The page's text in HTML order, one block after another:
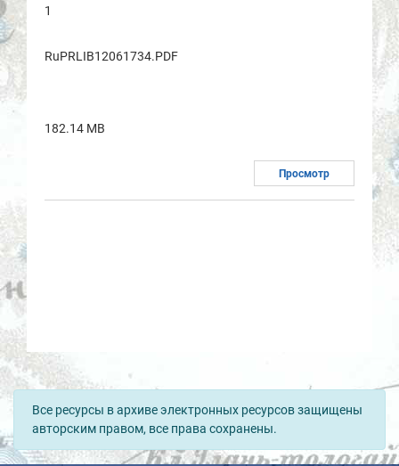
1
RuPRLIB12061734.PDF
182.14 MB
Просмотр
Все ресурсы в архиве электронных ресурсов защищены
авторским правом, все права сохранены.